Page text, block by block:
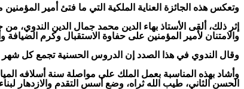
وتعكس هذه الجائزة العناية الملكية التي ما فتئ أمير
والامتنان لأمير المؤمنين على حفاوة الاستقبال وكرم
وقال الندوي في هذا الصدد إن الدروس الحسنية تجمع كل شهر
وأشاد بهذه المناسبة بعمل الملك على مواصلة سنة أسلافه
الحسن الثاني، طيب الله ثراه، وضع أسس التقدم والازدهار